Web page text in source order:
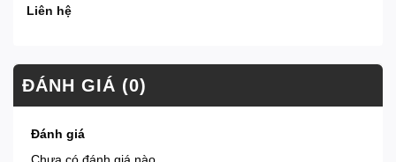
Liên hệ
ĐÁNH GIÁ (0)
Đánh giá